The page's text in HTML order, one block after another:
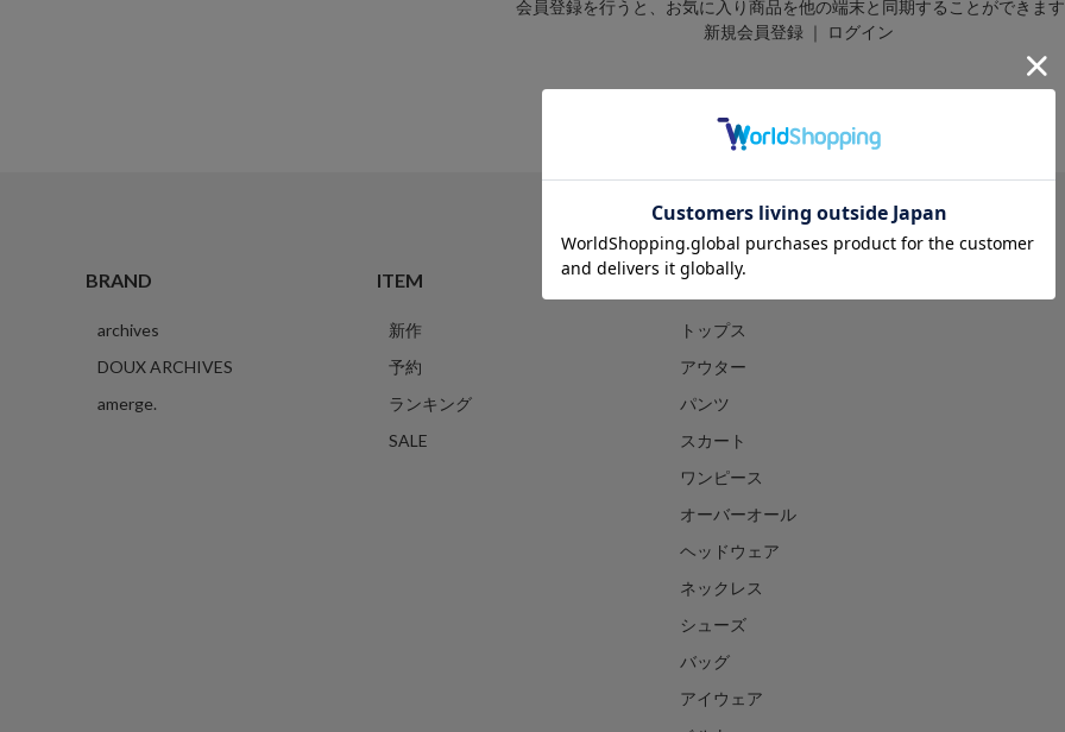
会員登録を行うと、お気に入り商品を他の端末と同期することができます
新規会員登録 ｜ ログイン
BRAND
archives
DOUX ARCHIVES
amerge.
ITEM
新作
予約
ランキング
SALE
CATEGORY
トップス
アウター
パンツ
スカート
ワンピース
オーバーオール
ヘッドウェア
ネックレス
シューズ
バッグ
アイウェア